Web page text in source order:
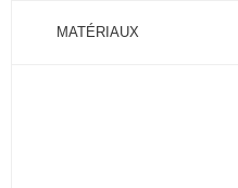
MATÉRIAUX